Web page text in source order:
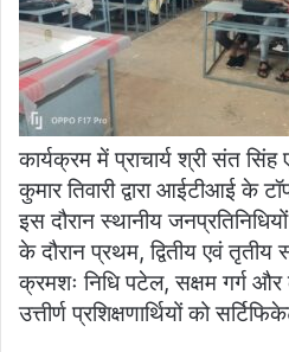
कार्यक्रम में प्राचार्य श्री संत
कुमार तिवारी द्वारा आईटीआई के
इस दौरान स्थानीय
के दौरान प्रथम, द्वितीय एवं तृतीय
क्रमशः निधि पटेल, सक्षम गर्ग
उत्तीर्ण प्रशिक्षणार्थियों को